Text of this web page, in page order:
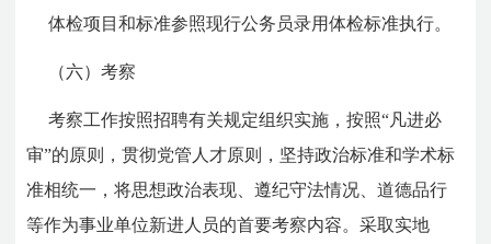
体检项目和标准参照现行公务员录用体检标准执行。
（六）考察
考察工作按照招聘有关规定组织实施，按照“凡进必
审”的原则，贯彻党管人才原则，坚持政治标准和学术标
准相统一，将思想政治表现、遵纪守法情况、道德品行
等作为事业单位新进人员的首要考察内容。采取实地